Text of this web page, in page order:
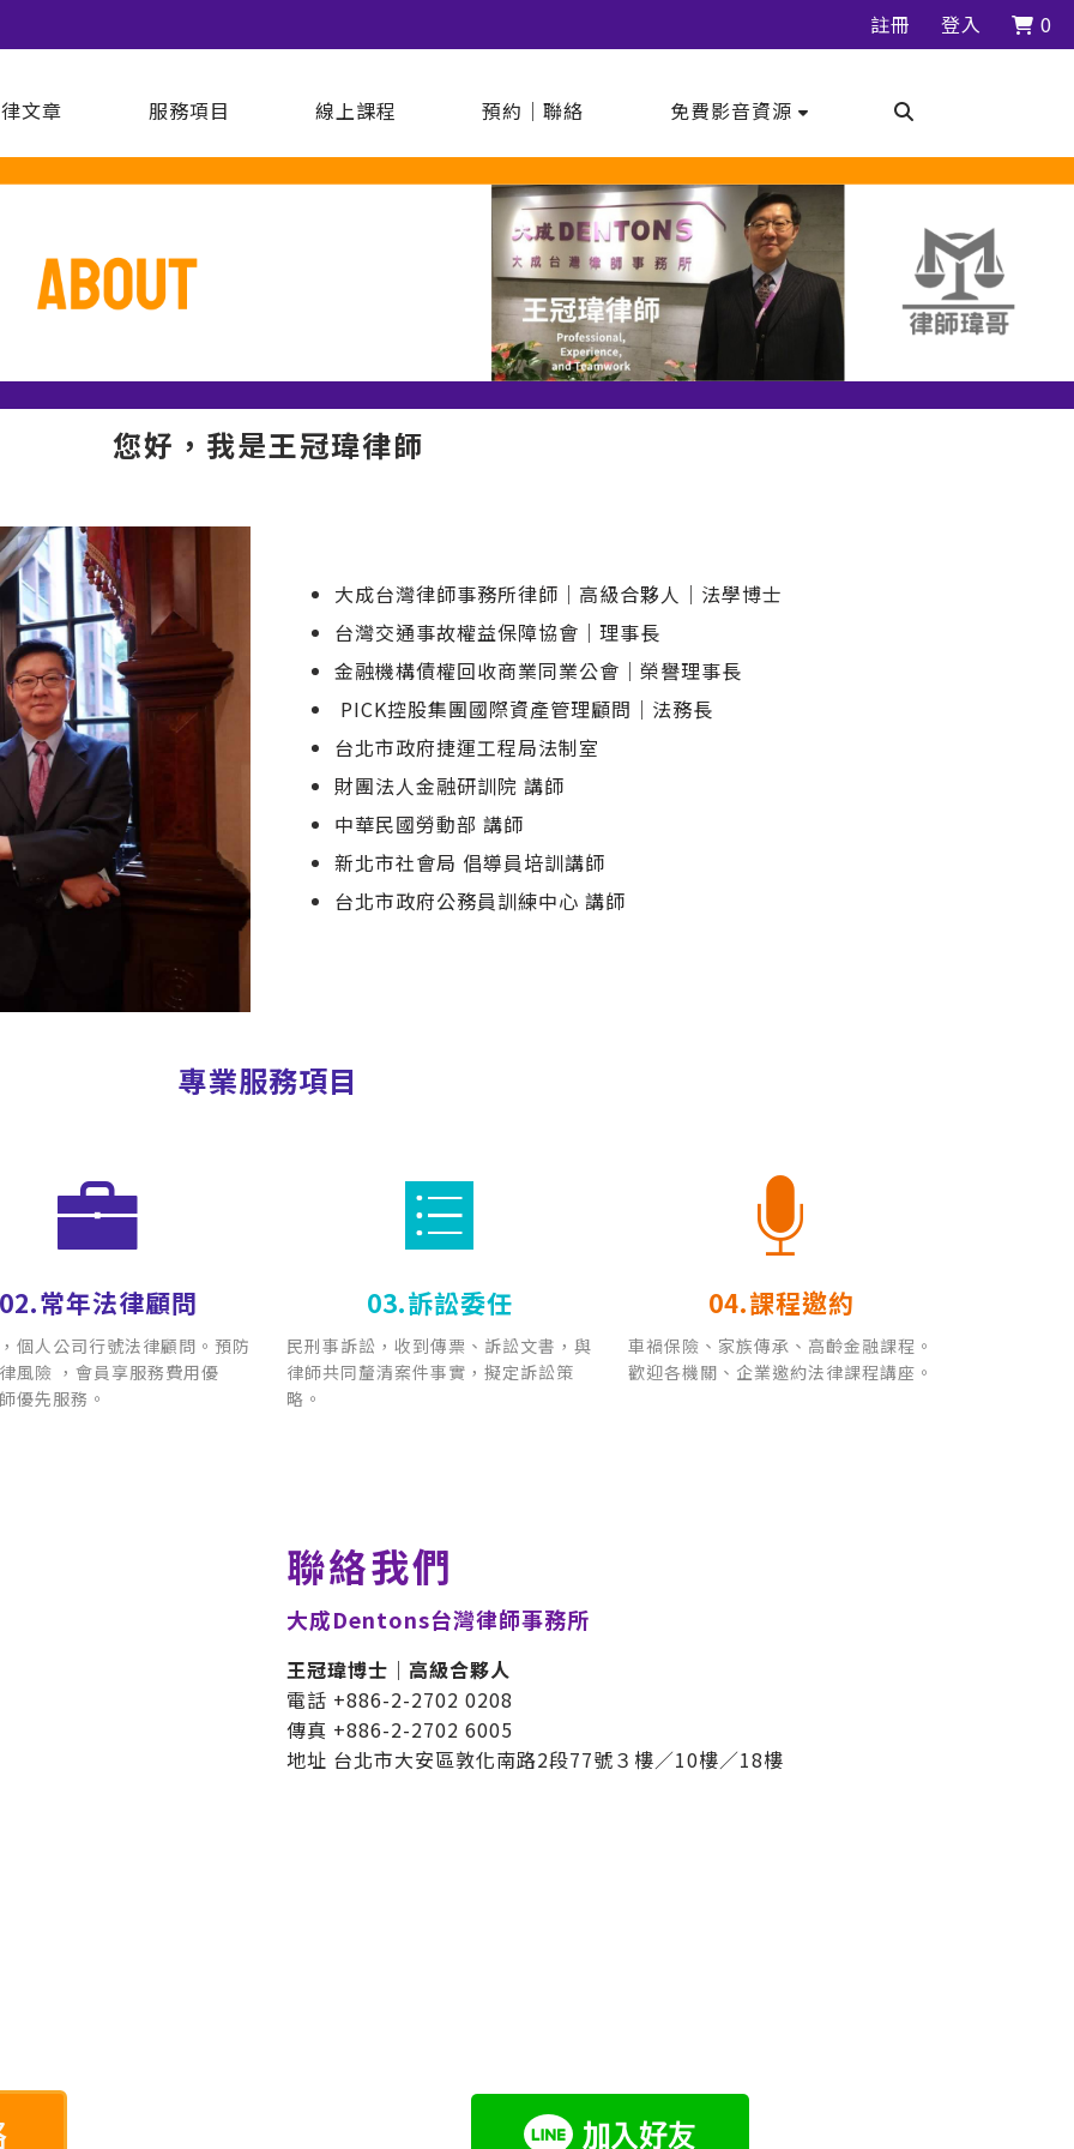
註冊 登入 0
文章 服務項目 線上課程 預約｜聯絡 免費影音資源
您好，我是王冠瑋律師
大成台灣律師事務所律師｜高級合夥人｜法學博士
台灣交通事故權益保障協會｜理事長
金融機構債權回收商業同業公會｜榮譽理事長
PICK控股集團國際資產管理顧問｜法務長
台北市政府捷運工程局法制室
財團法人金融研訓院 講師
中華民國勞動部 講師
新北市社會局 倡導員培訓講師
台北市政府公務員訓練中心 講師
專業服務項目
常年法律顧問
個人公司行號法律顧問。預防
風險 ，會員享服務費用優
優先服務。
03.訴訟委任
民刑事訴訟，收到傳票、訴訟文書，與
律師共同釐清案件事實，擬定訴訟策
略。
04.課程邀約
車禍保險、家族傳承、高齡金融課程。
歡迎各機關、企業邀約法律課程講座。
聯絡我們
大成Dentons台灣律師事務所
王冠瑋博士｜高級合夥人
電話 +886-2-2702 0208
傳真 +886-2-2702 6005
地址 台北市大安區敦化南路2段77號３樓／10樓／18樓